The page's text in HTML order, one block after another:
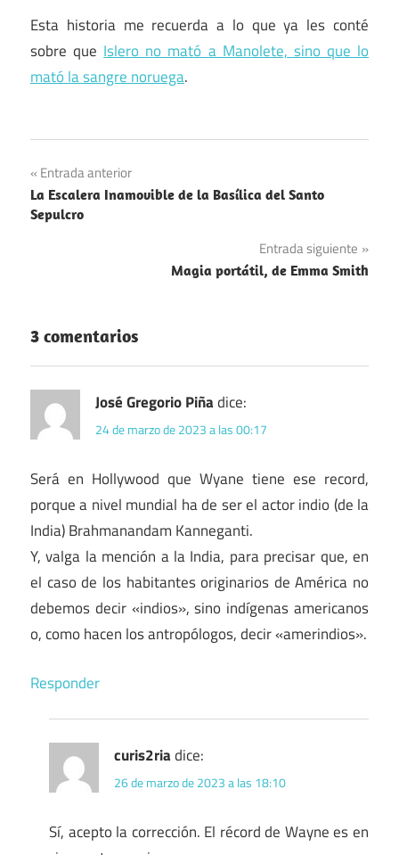
Esta historia me recuerda a lo que ya les conté
sobre que Islero no mató a Manolete, sino que lo
mató la sangre noruega.
Guerra
Fría
Navegación
de
Entrada anterior
La Escalera Inamovible de la Basílica del Santo
Sepulcro
Entrada siguiente
Magia portátil, de Emma Smith
3 comentarios
José Gregorio Piñadice:
24 de marzo de 2023 a las 00:17
Será en Hollywood que Wyane tiene ese record,
porque a nivel mundial ha de ser el actor indio (de la
India) Brahmanandam Kanneganti.
Y, valga la mención a la India, para precisar que, en
el caso de los habitantes originarios de América no
debemos decir «indios», sino indígenas americanos
o, como hacen los antropólogos, decir «amerindios».
Responder
curis2ria dice:
26 de marzo de 2023 a las 18:10
Sí, acepto la corrección. El récord de Wayne es en